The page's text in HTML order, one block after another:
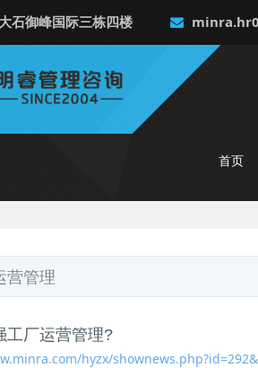
石御峰国际三栋四楼
首页
工厂运营管理?
hyzx/